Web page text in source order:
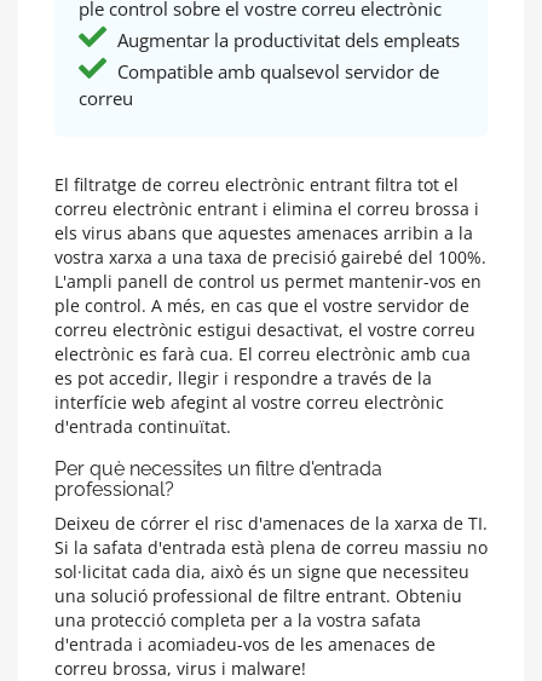
ple control sobre el vostre correu electrònic
Augmentar la productivitat dels empleats
Compatible amb qualsevol servidor de
correu
El filtratge de correu electrònic entrant filtra tot el
correu electrònic entrant i elimina el correu brossa i
els virus abans que aquestes amenaces arribin a la
vostra xarxa a una taxa de precisió gairebé del 100%.
L'ampli panell de control us permet mantenir-vos en
ple control. A més, en cas que el vostre servidor de
correu electrònic estigui desactivat, el vostre correu
electrònic es farà cua. El correu electrònic amb cua
es pot accedir, llegir i respondre a través de la
interfície web afegint al vostre correu electrònic
d'entrada continuïtat.
Per què necessites un filtre d'entrada
professional?
Deixeu de córrer el risc d'amenaces de la xarxa de TI.
Si la safata d'entrada està plena de correu massiu no
sol·licitat cada dia, això és un signe que necessiteu
una solució professional de filtre entrant. Obteniu
una protecció completa per a la vostra safata
d'entrada i acomiadeu-vos de les amenaces de
correu brossa, virus i malware!